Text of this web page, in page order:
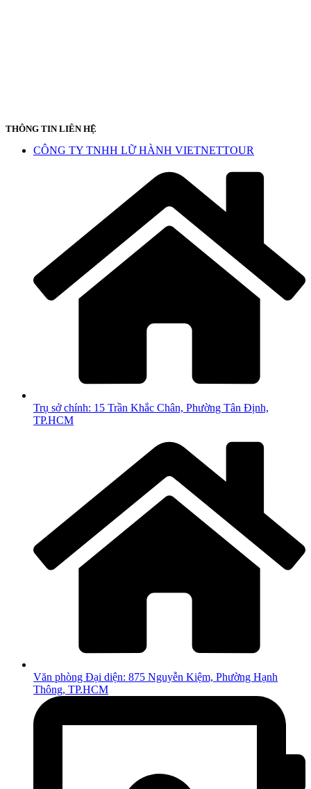
THÔNG TIN LIÊN HỆ
CÔNG TY TNHH LỮ HÀNH VIETNETTOUR
Trụ sở chính: 15 Trần Khắc Chân, Phường Tân Định,
TP.HCM
Văn phòng Đại diện: 875 Nguyễn Kiệm, Phường Hạnh
Thông, TP.HCM